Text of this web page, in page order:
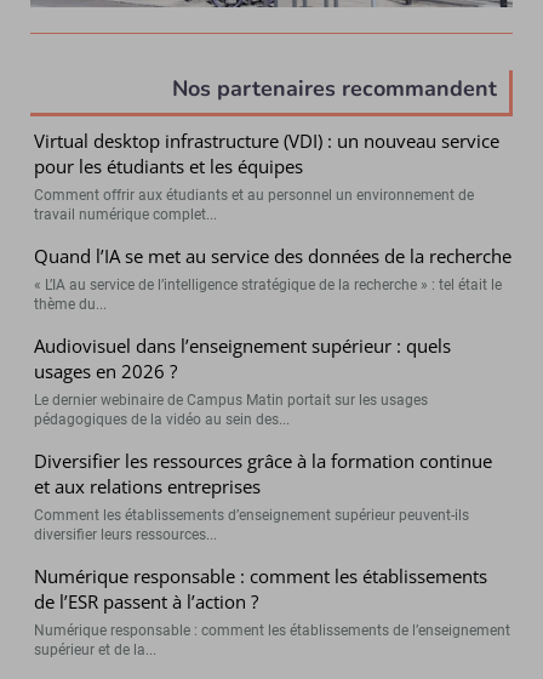
Nos partenaires recommandent
Virtual desktop infrastructure (VDI) : un nouveau service
pour les étudiants et les équipes
Comment offrir aux étudiants et au personnel un environnement de
travail numérique complet...
Quand l’IA se met au service des données de la recherche
« L’IA au service de l’intelligence stratégique de la recherche » : tel était le
thème du...
Audiovisuel dans l’enseignement supérieur : quels
usages en 2026 ?
Le dernier webinaire de Campus Matin portait sur les usages
pédagogiques de la vidéo au sein des...
Diversifier les ressources grâce à la formation continue
et aux relations entreprises
Comment les établissements d’enseignement supérieur peuvent-ils
diversifier leurs ressources...
Numérique responsable : comment les établissements
de l’ESR passent à l’action ?
Numérique responsable : comment les établissements de l’enseignement
supérieur et de la...